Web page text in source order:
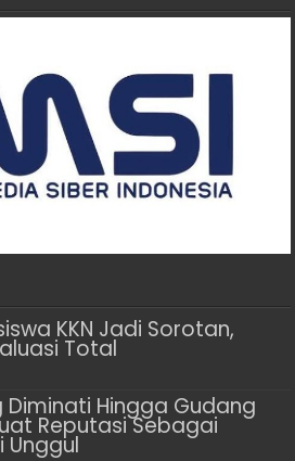
KKN Jadi Sorotan,
Total
Diminati Hingga Gudang
Reputasi Sebagai
Unggul